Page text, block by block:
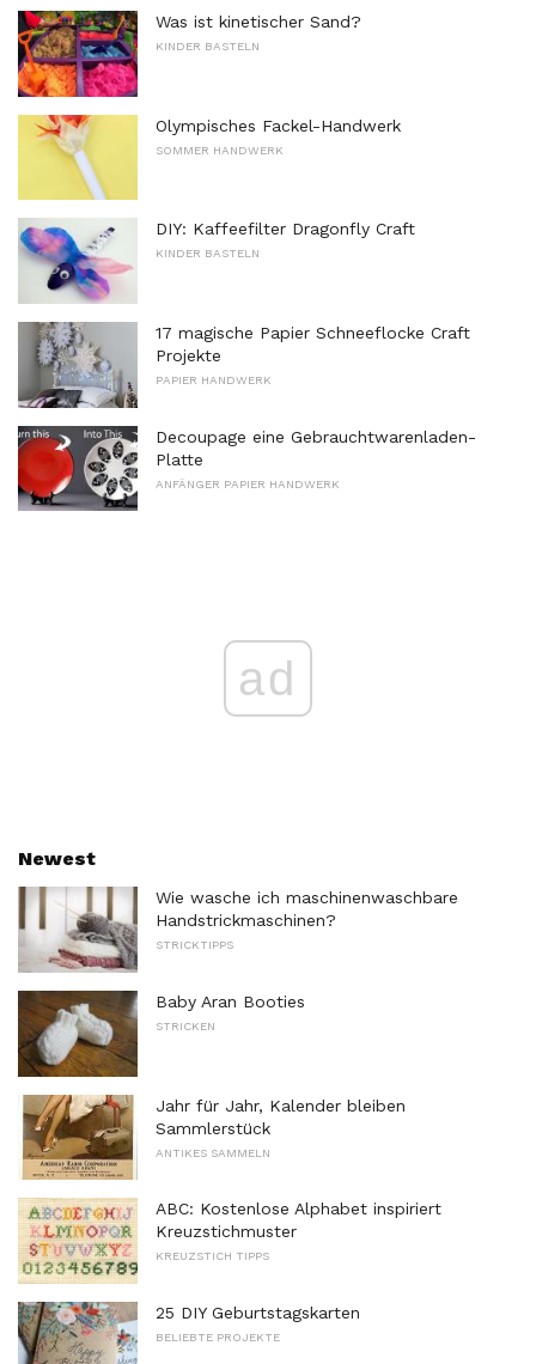
Was ist kinetischer Sand?
KINDER BASTELN
Olympisches Fackel-Handwerk
SOMMER HANDWERK
DIY: Kaffeefilter Dragonfly Craft
KINDER BASTELN
17 magische Papier Schneeflocke Craft
Projekte
PAPIER HANDWERK
Decoupage eine Gebrauchtwarenladen-
Platte
ANFÄNGER PAPIER HANDWERK
ad
Newest
Wie wasche ich maschinenwaschbare
Handstrickmaschinen?
STRICKTIPPS
Baby Aran Booties
STRICKEN
Jahr für Jahr, Kalender bleiben
Sammlerstück
ANTIKES SAMMELN
ABC: Kostenlose Alphabet inspiriert
Kreuzstichmuster
KREUZSTICH TIPPS
25 DIY Geburtstagskarten
BELIEBTE PROJEKTE